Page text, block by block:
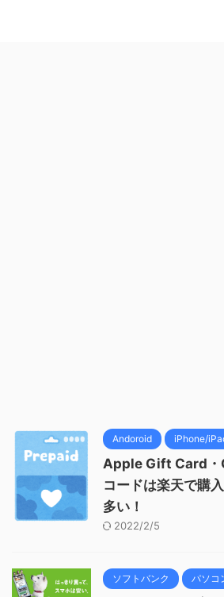
Andoroid iPhone/
Apple Gift Card・
コードは楽天で購
多い！
2022/2/5
ソフトバンク パソコ